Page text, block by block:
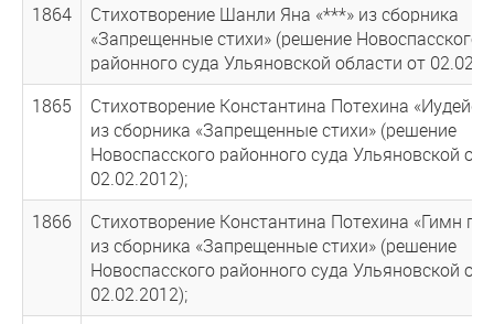
1864
Стихотворение Шанли Яна «***» из сборника
«Запрещенные стихи» (решение Новоспасского
районного суда Ульяновской области от
1865
Стихотворение Константина Потехина
из сборника «Запрещенные стихи» (решение
Новоспасского районного суда Ульяновской
02.02.2012);
1866
Стихотворение Константина Потехина «Гимн
из сборника «Запрещенные стихи» (решение
Новоспасского районного суда Ульяновской
02.02.2012);